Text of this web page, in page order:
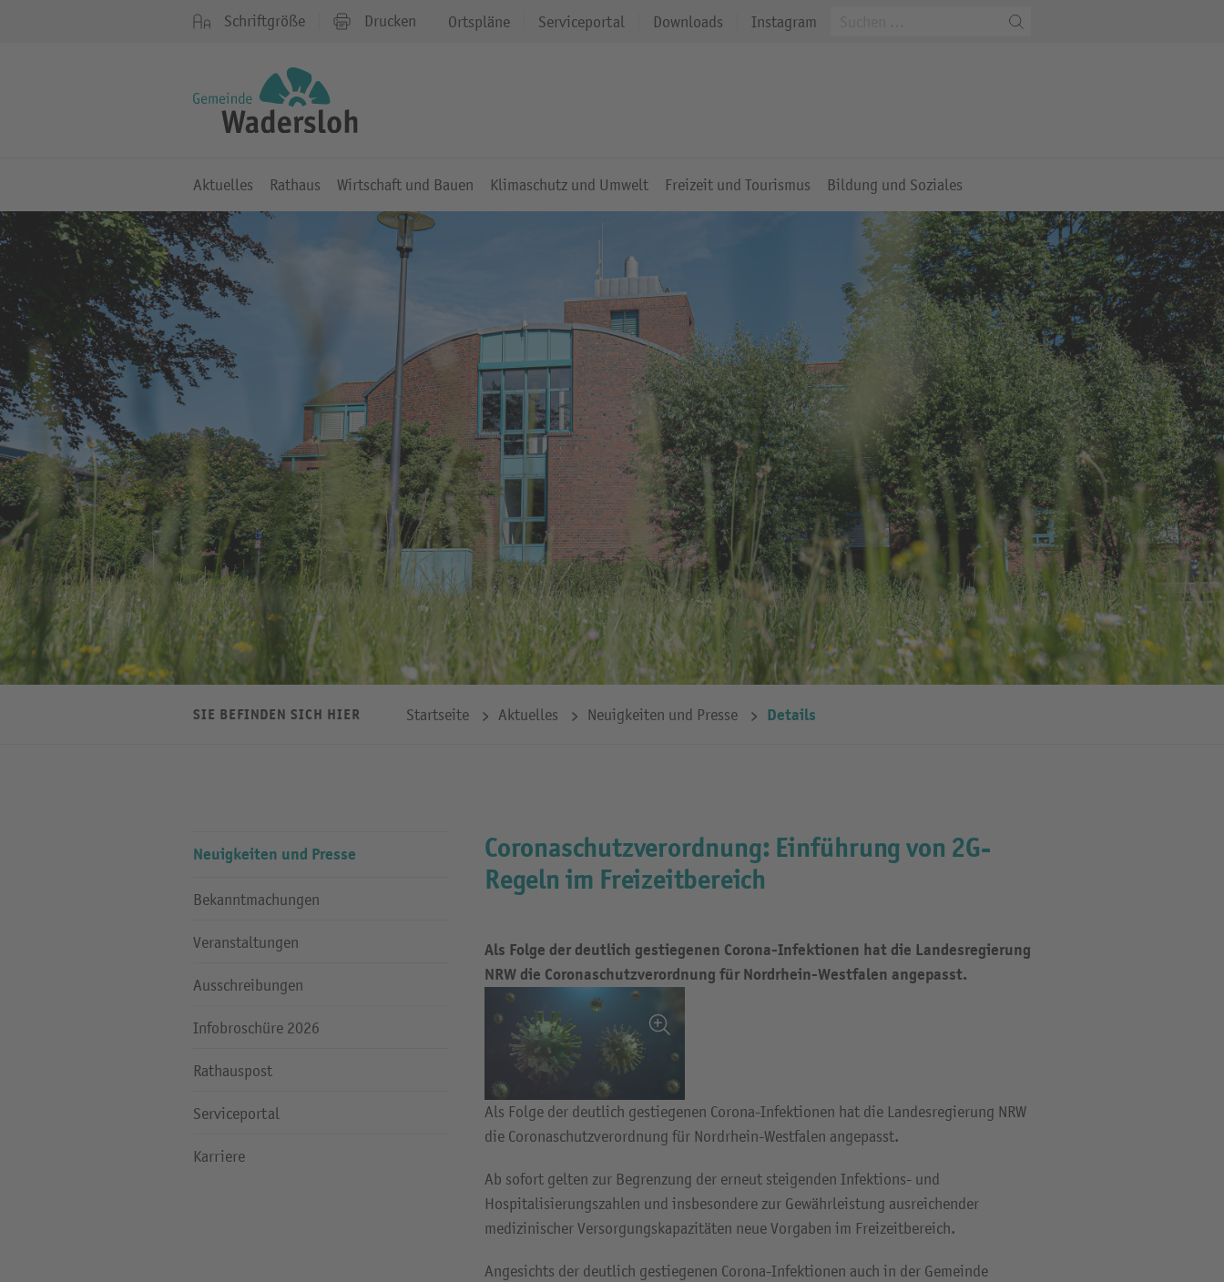
Schriftgröße Drucken Ortspläne Serviceportal Downloads Instagram
Aktuelles Rathaus Wirtschaft und Bauen Klimaschutz und Umwelt Freizeit und Tourismus Bildung und Soziales
SIE BEFINDEN SICH HIER Startseite Aktuelles Neuigkeiten und Presse Details
Neuigkeiten und Presse
Bekanntmachungen
Veranstaltungen
Ausschreibungen
Infobroschüre 2026
Rathauspost
Serviceportal
Karriere
Coronaschutzverordnung: Einführung von 2G-
Regeln im Freizeitbereich
Als Folge der deutlich gestiegenen Corona-Infektionen hat die Landesregierung
NRW die Coronaschutzverordnung für Nordrhein-Westfalen angepasst.
Als Folge der deutlich gestiegenen Corona-Infektionen hat die Landesregierung NRW
die Coronaschutzverordnung für Nordrhein-Westfalen angepasst.
Ab sofort gelten zur Begrenzung der erneut steigenden Infektions- und
Hospitalisierungszahlen und insbesondere zur Gewährleistung ausreichender
medizinischer Versorgungskapazitäten neue Vorgaben im Freizeitbereich.
Angesichts der deutlich gestiegenen Corona-Infektionen auch in der Gemeinde